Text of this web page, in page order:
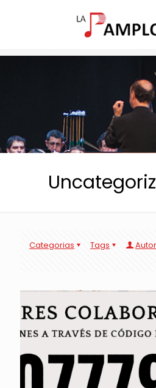
Categorias Tags